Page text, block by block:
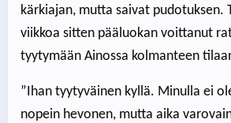
kärkiajan, mutta saivat pudotuksen.
viikkoa sitten pääluokan voittanut
tyytymään Ainossa kolmanteen
”Ihan tyytyväinen kyllä. Minulla ei
nopein hevonen, mutta aika